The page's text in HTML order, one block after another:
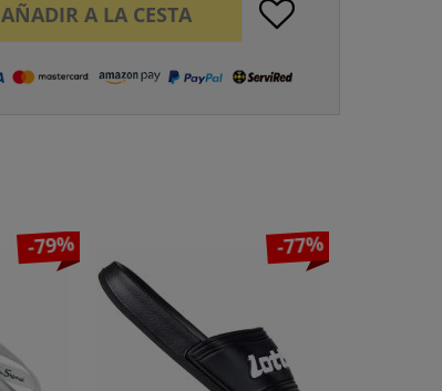
AÑADIR A LA CESTA
-79% -77%